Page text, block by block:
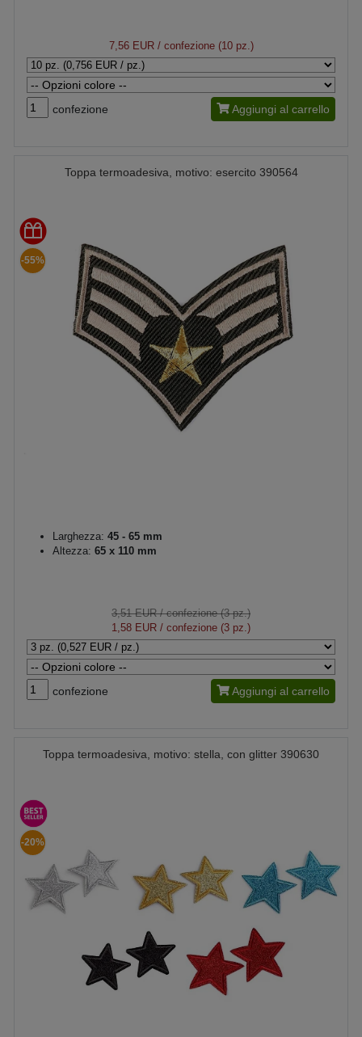
7,56 EUR/ confezione (10 pz.)
confezione Aggiungi al carrello
Toppa termoadesiva, motivo: esercito 390564
-55%
Larghezza: 45 - 65 mm
Altezza: 65 x 110 mm
3,51 EUR/ confezione (3 pz.)
1,58 EUR / confezione (3 pz.)
confezione Aggiungi al carrello
Toppa termoadesiva, motivo: stella, con glitter 390630
-20%